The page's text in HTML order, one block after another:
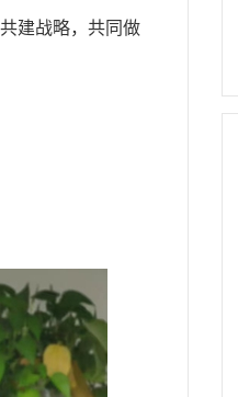
建战略，共同做